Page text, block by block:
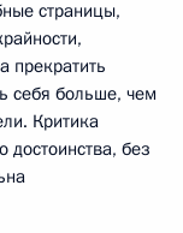
страницы,
прекратить
себя больше, чем
Критика
достоинства, без